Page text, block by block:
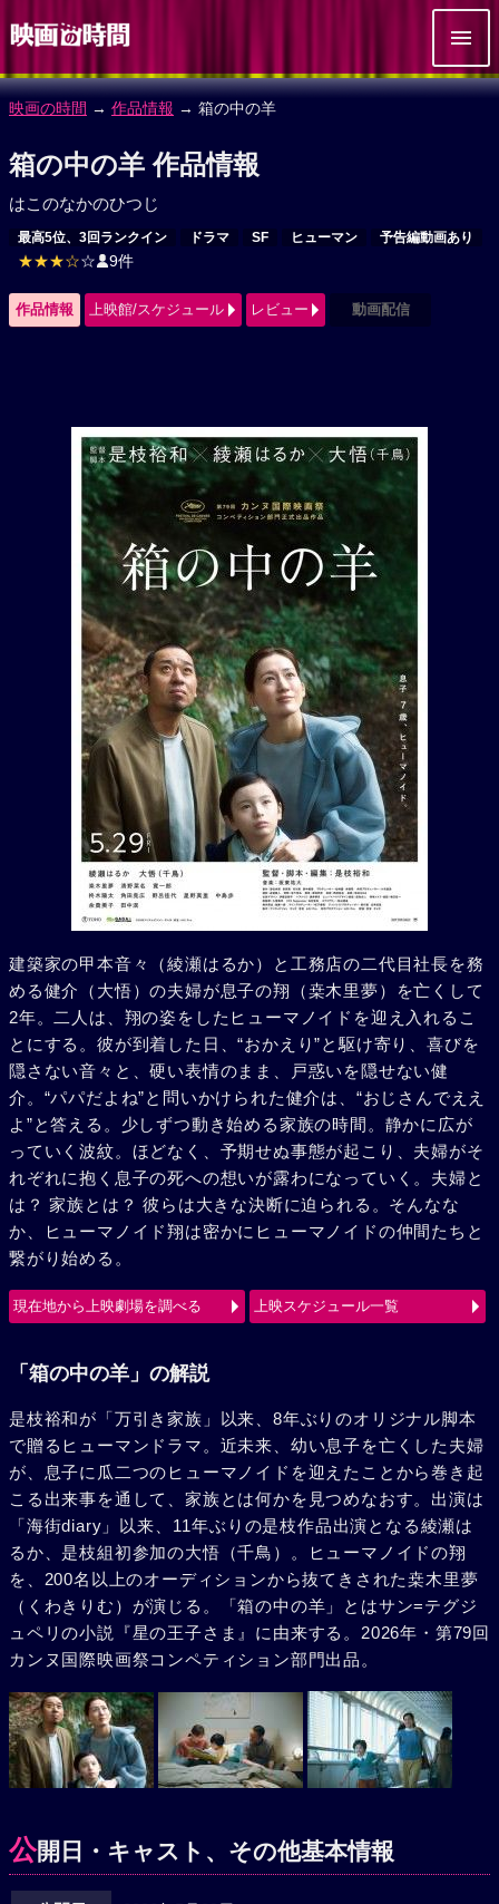
映画の時間 → 作品情報 → 箱の中の羊
箱の中の羊 作品情報
はこのなかのひつじ
最高5位、3回ランクイン ドラマ SF ヒューマン 予告編動画あり
★★★☆☆ 9件
作品情報 上映館/スケジュール レビュー 動画配信
建築家の甲本音々（綾瀬はるか）と工務店の二代目社長を務
める健介（大悟）の夫婦が息子の翔（桒木里夢）を亡くして
2年。二人は、翔の姿をしたヒューマノイドを迎え入れるこ
とにする。彼が到着した日、“おかえり”と駆け寄り、喜びを
隠さない音々と、硬い表情のまま、戸惑いを隠せない健
介。“パパだよね”と問いかけられた健介は、“おじさんでええ
よ”と答える。少しずつ動き始める家族の時間。静かに広が
っていく波紋。ほどなく、予期せぬ事態が起こり、夫婦がそ
れぞれに抱く息子の死への想いが露わになっていく。夫婦と
は？ 家族とは？ 彼らは大きな決断に迫られる。そんなな
か、ヒューマノイド翔は密かにヒューマノイドの仲間たちと
繋がり始める。
現在地から上映劇場を調べる 上映スケジュール一覧
「箱の中の羊」の解説
是枝裕和が「万引き家族」以来、8年ぶりのオリジナル脚本
で贈るヒューマンドラマ。近未来、幼い息子を亡くした夫婦
が、息子に瓜二つのヒューマノイドを迎えたことから巻き起
こる出来事を通して、家族とは何かを見つめなおす。出演は
「海街diary」以来、11年ぶりの是枝作品出演となる綾瀬は
るか、是枝組初参加の大悟（千鳥）。ヒューマノイドの翔
を、200名以上のオーディションから抜てきされた桒木里夢
（くわきりむ）が演じる。「箱の中の羊」とはサン=テグジ
ュペリの小説『星の王子さま』に由来する。2026年・第79回
カンヌ国際映画祭コンペティション部門出品。
公開日・キャスト、その他基本情報